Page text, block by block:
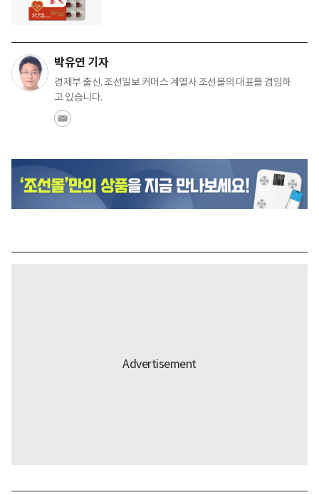
박유연 기자
경제부 출신. 조선일보 커머스 계열사 조선몰의 대표를 겸임하
고 있습니다.